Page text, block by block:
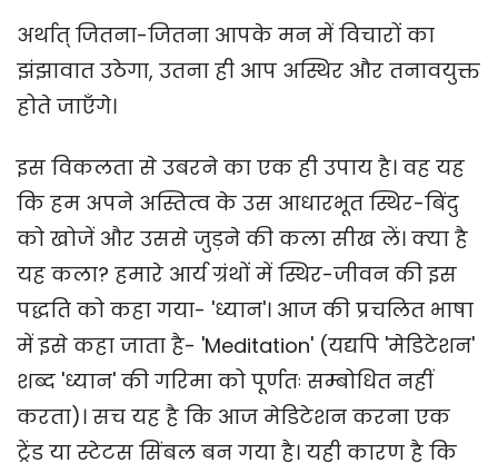
अर्थात् जितना-जितना आपके मन में विचारों का
झंझावात उठेगा, उतना ही आप अस्थिर और तनावयुक्त
होते जाएँगे।
इस विकलता से उबरने का एक ही उपाय है। वह यह
कि हम अपने अस्तित्व के उस आधारभूत स्थिर-बिंदु
को खोजें और उससे जुड़ने की कला सीख लें। क्या है
यह कला? हमारे आर्य ग्रंथों में स्थिर-जीवन की इस
पद्धति को कहा गया- 'ध्यान'। आज की प्रचलित भाषा
में इसे कहा जाता है- 'Meditation' (यद्यपि 'मेडिटेशन'
शब्द 'ध्यान' की गरिमा को पूर्णतः सम्बोधित नहीं
करता)। सच यह है कि आज मेडिटेशन करना एक
ट्रेंड या स्टेटस सिंबल बन गया है। यही कारण है कि